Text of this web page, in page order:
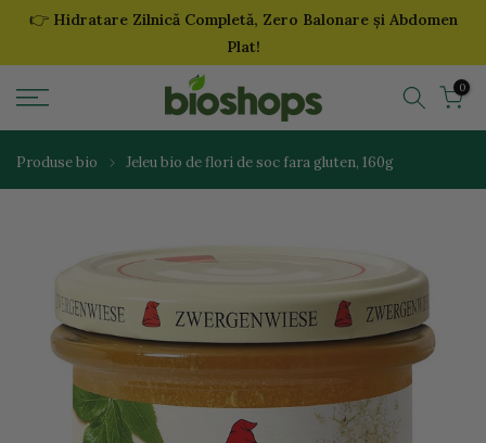
Sari
👉 Hidratare Zilnică Completă, Zero Balonare și Abdomen
Plat!
0
Produse bio Jeleu bio de flori de soc fara gluten, 160g